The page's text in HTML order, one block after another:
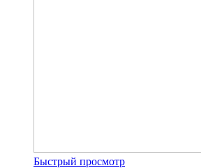
Быстрый просмотр